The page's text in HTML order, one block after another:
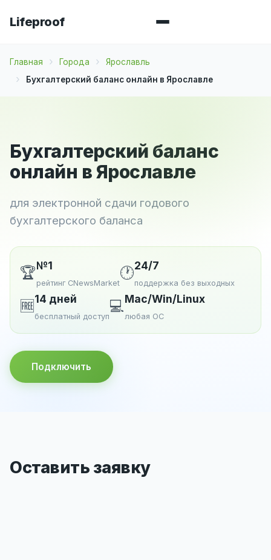
Lifeproof
Главная Города
Ярославль
Бухгалтерский баланс онлайн в Ярославле
Бухгалтерский баланс
онлайн в Ярославле
для электронной сдачи годового
бухгалтерского баланса
🏆№1
рейтинг CNewsMarket
🕐24/7
поддержка без выходных
🆓14 дней
бесплатный доступ
💻Mac/Win/Linux
любая ОС
Подключить
Оставить заявку